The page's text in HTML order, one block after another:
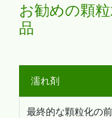
お勧めの顆
品
最終的な顆粒化の